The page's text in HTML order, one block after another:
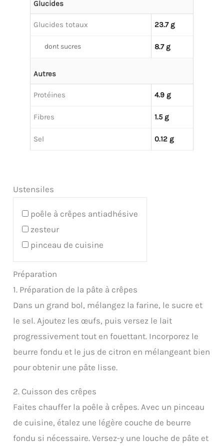
Glucides
Glucides totaux 23.7 g
dont sucres 8.7 g
Autres
Protéines 4.9 g
Fibres 1.5 g
Sel 0.12 g
Ustensiles
poêle à crêpes antiadhésive
zesteur
pinceau de cuisine
Préparation
1. Préparation de la pâte à crêpes
Dans un grand bol, mélangez la farine, le sucre et
le sel. Ajoutez les œufs, puis versez le lait
progressivement tout en fouettant. Incorporez le
beurre fondu et le jus de citron en mélangeant bien
pour obtenir une pâte lisse.
2. Cuisson des crêpes
Faites chauffer la poêle à crêpes. Avec un pinceau
de cuisine, étalez une légère couche de beurre
fondu si nécessaire. Versez-y une louche de pâte et